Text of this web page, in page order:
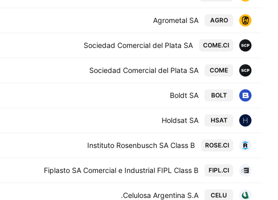
AGRO
Agrometal SA
COME.CI
Sociedad Comercial del Plata SA
COME
Sociedad Comercial del Plata SA
BOLT
Boldt SA
HSAT
Holdsat SA
ROSE.CI
Instituto Rosenbusch SA Class B
FIPL.CI
Fiplasto SA Comercial e Industrial FIPL Class B
CELU
Celulosa Argentina S.A.